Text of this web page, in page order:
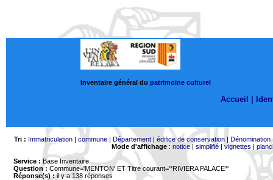
Inventaire général du patrimoine culturel
Accueil |
Tri : Immatriculation| commune| Département| édifice de conservation| Dénomination
Mode d'affichage: notice| simplifié|vignettes |
Service : Base Inventaire
Question : Commune='MENTON' ET Titre courant='*RIVIERA PALACE*'
Réponse(s) :il y a 138 réponses